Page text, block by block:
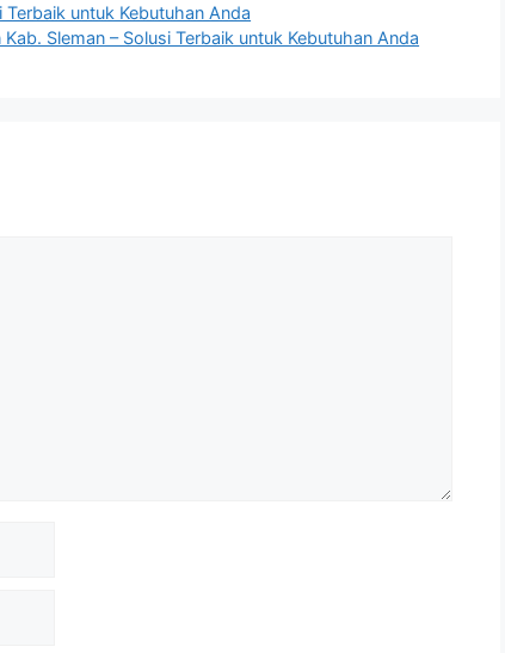
untuk Kebutuhan Anda
Sleman – Solusi Terbaik untuk Kebutuhan Anda